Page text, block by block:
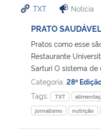
Ministério da Cidadania
Ministério de Minas e Energia
Ministério da Ciência, Tecnologia,
Ministério do Meio Ambiente
.TXT Notícia
PRATO
Pratos como esse
Restaurante
Sarturi O sistema de
Categoria: 28ª
Tags:
.TXT
jornalismo
nutrição